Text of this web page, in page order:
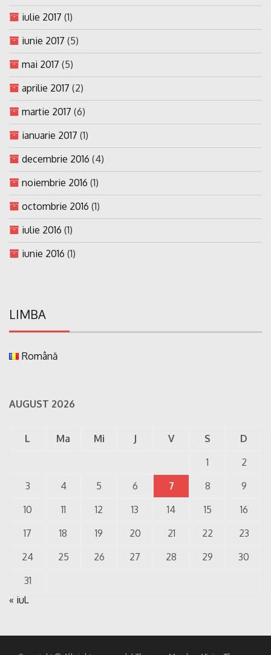
iulie 2017 (1)
iunie 2017 (5)
mai 2017 (5)
aprilie 2017 (2)
martie 2017 (6)
ianuarie 2017 (1)
decembrie 2016 (4)
noiembrie 2016 (1)
octombrie 2016 (1)
iulie 2016 (1)
iunie 2016 (1)
LIMBA
Română
AUGUST 2026
L Ma Mi J V S
D
1
2
3
4 5 6 7 8
9
10
11 12 13 14 15
16
17
18 19 20 21 22
23
24
25 26 27 28 29
30
31
« iul.